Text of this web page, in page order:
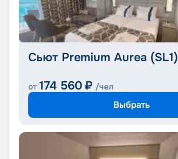
Сьют Premium Aurea (SL1)
от 174 560 ₽ /чел
Выбрать